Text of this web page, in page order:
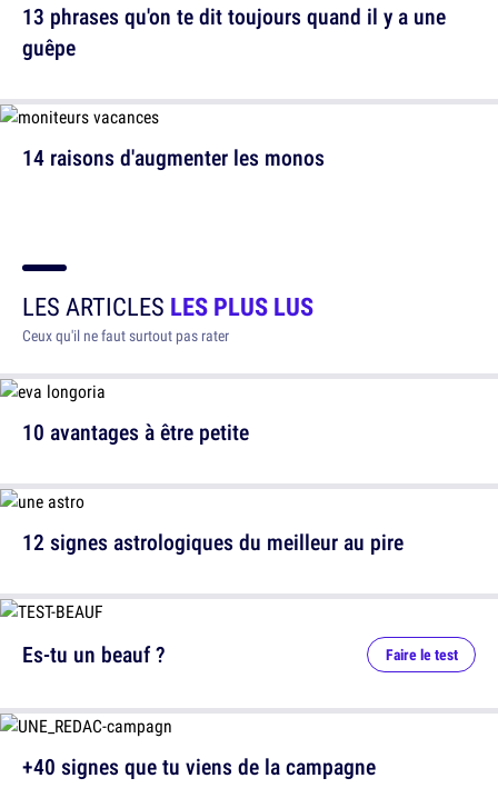
13 phrases qu'on te dit toujours quand il y a une
guêpe
14 raisons d'augmenter les monos
LES ARTICLES LES PLUS LUS
Ceux qu'il ne faut surtout pas rater
10 avantages à être petite
12 signes astrologiques du meilleur au pire
Es-tu un beauf ? Faire le test
+40 signes que tu viens de la campagne